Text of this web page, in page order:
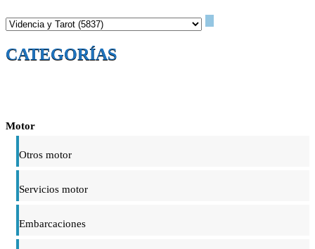
CATEGORÍAS
Motor
Otros motor
Servicios motor
Embarcaciones